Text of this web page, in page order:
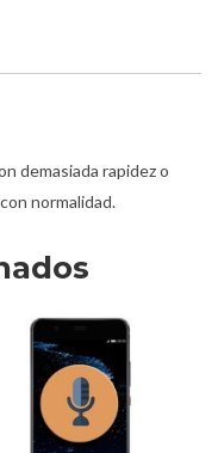
demasiada rapidez o
normalidad.